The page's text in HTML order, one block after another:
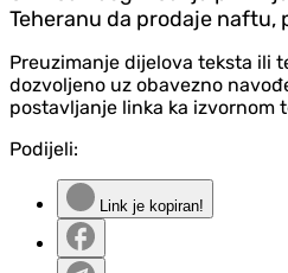
Teheranu da prodaje naftu,
Preuzimanje dijelova teksta ili
dozvoljeno uz obavezno
postavljanje linka ka izvornom
Podijeli:
Link je kopiran!